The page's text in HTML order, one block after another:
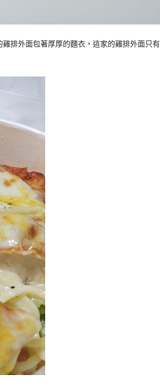
排外面包著厚厚的麵衣，這家的雞排外面只有